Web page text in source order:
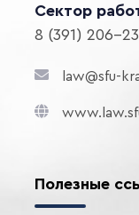
Сектор
8 (391) 206-
law@sfu-
Полезные